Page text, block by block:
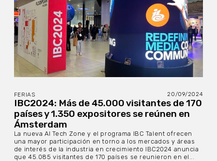
FERIAS 20/09/2024
IBC2024: Más de 45.000 visitantes de 170
países y 1.350 expositores se reúnen en
Ámsterdam
La nueva AI Tech Zone y el programa IBC Talent ofrecen
una mayor participación en torno a los mercados y áreas
de interés de la industria en crecimiento IBC2024 anuncia
que 45.085 visitantes de 170 países se reunieron en el...